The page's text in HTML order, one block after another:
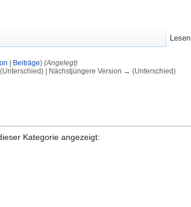
| Beiträge) (Angelegt)
| Nächstjüngere Version → (Unterschied)
Kategorie angezeigt:
Lesen